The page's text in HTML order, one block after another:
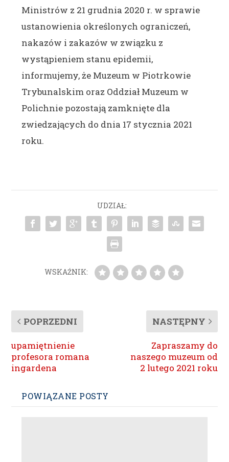
Ministrów z 21 grudnia 2020 r. w sprawie
ustanowienia określonych ograniczeń,
nakazów i zakazów w związku z
wystąpieniem stanu epidemii,
informujemy, że Muzeum w Piotrkowie
Trybunalskim oraz Oddział Muzeum w
Polichnie pozostają zamknięte dla
zwiedzających do dnia 17 stycznia 2021
roku.
UDZIAŁ:
WSKAŹNIK:
POPRZEDNI
upamiętnienie
profesora romana
ingardena
NASTĘPNY
Zapraszamy do
naszego muzeum od
2 lutego 2021 roku
POWIĄZANE POSTY